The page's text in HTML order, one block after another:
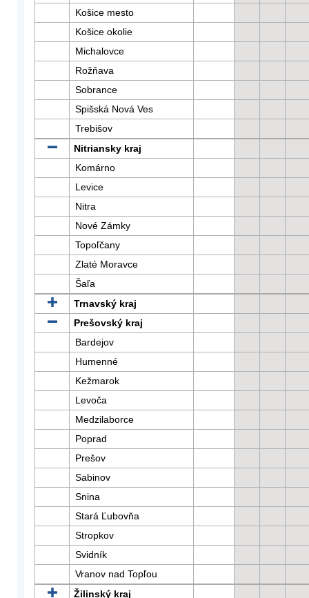
Košice mesto
Košice okolie
Michalovce
Rožňava
Sobrance
Spišská Nová Ves
Trebišov
Nitriansky kraj
Komárno
Levice
Nitra
Nové Zámky
Topoľčany
Zlaté Moravce
Šaľa
Trnavský kraj
Prešovský kraj
Bardejov
Humenné
Kežmarok
Levoča
Medzilaborce
Poprad
Prešov
Sabinov
Snina
Stará Ľubovňa
Stropkov
Svidník
Vranov nad Topľou
Žilinský kraj